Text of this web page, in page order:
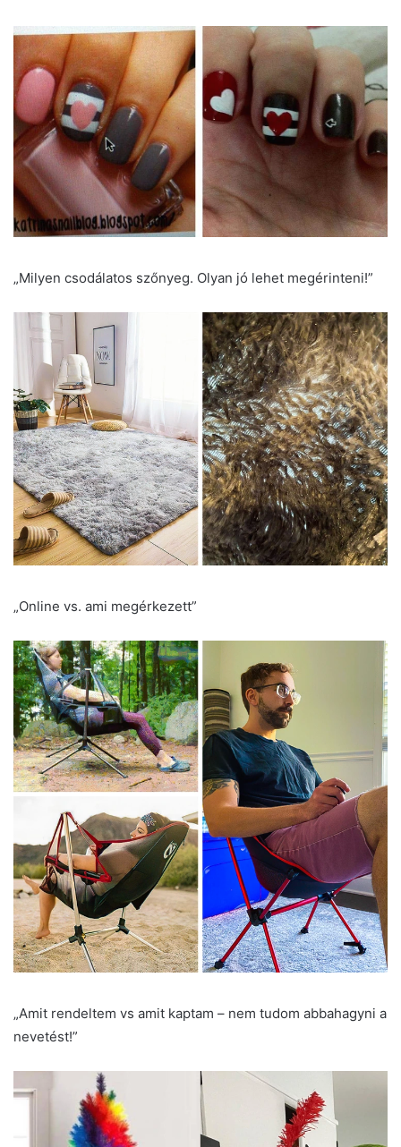
„Milyen csodálatos szőnyeg. Olyan jó lehet megérinteni!”
„Online vs. ami megérkezett”
„Amit rendeltem vs amit kaptam – nem tudom abbahagyni a
nevetést!”